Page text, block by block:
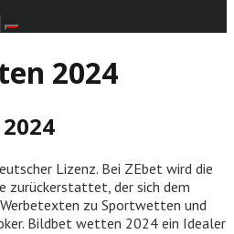
2024
Lizenz. Bei ZEbet wird die
der sich dem
zu Sportwetten und
Bildbet wetten 2024 ein Idealer